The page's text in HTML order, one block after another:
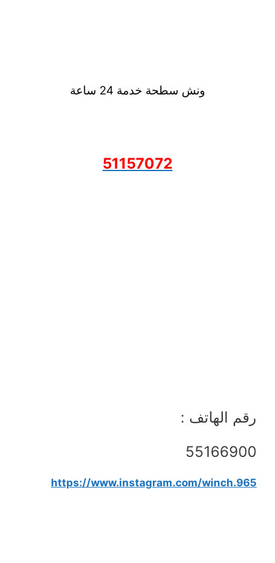
ونش سطحة خدمة 24 ساعة
51157072
رقم الهاتف :
55166900
https://www.instagram.com/winch.965